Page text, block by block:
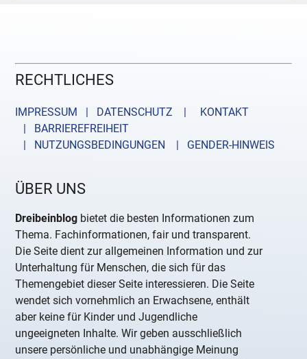
RECHTLICHES
IMPRESSUM | DATENSCHUTZ |
KONTAKT
| BARRIEREFREIHEIT
| NUTZUNGSBEDINGUNGEN
| GENDER-HINWEIS
ÜBER UNS
Dreibeinblog bietet die besten Informationen zum
Thema. Fachinformationen, fair und transparent.
Die Seite dient zur allgemeinen Information und zur
Unterhaltung für Menschen, die sich für das
Themengebiet dieser Seite interessieren. Die Seite
wendet sich vornehmlich an Erwachsene, enthält
aber keine für Kinder und Jugendliche
ungeeigneten Inhalte. Wir geben ausschließlich
unsere persönliche und unabhängige Meinung